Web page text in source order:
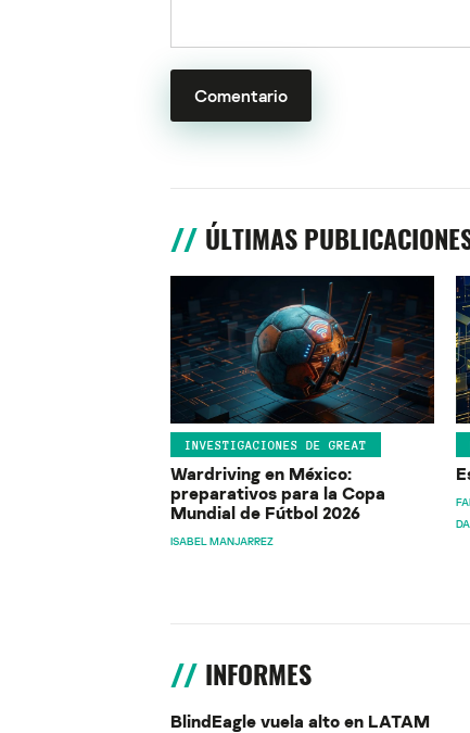
ÚLTIMAS
INVESTIGACIONES DE GREAT
Wardriving en México:
preparativos para la Copa
Mundial de Fútbol 2026
ISABEL MANJARREZ
INFORMES
BlindEagle vuela alto en LATAM